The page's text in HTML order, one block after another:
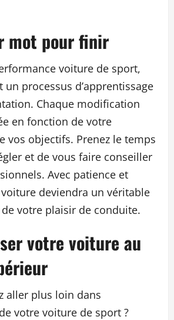
mot pour finir
voiture de sport,
un processus d’apprentissage
Chaque modification
en fonction de votre
vos objectifs. Prenez le temps
et de vous faire conseiller
Avec patience et
deviendra un véritable
votre plaisir de conduite.
votre voiture au
aller plus loin dans
votre voiture de sport ?